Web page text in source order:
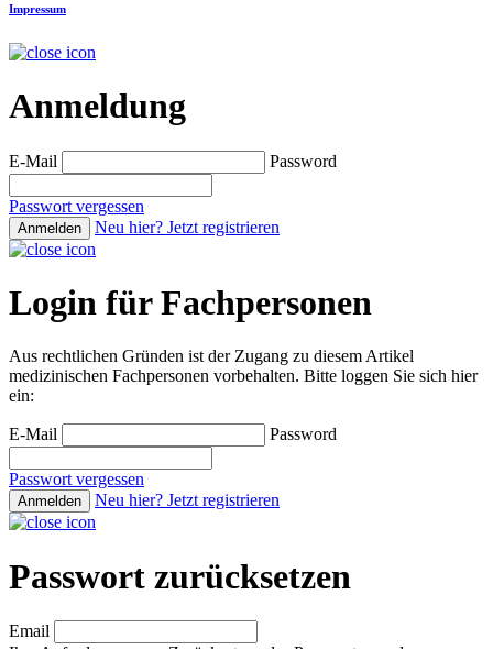
Impressum
Anmeldung
E-Mail Password
Passwort vergessen
Anmelden Neu hier? Jetzt registrieren
Login für Fachpersonen
Aus rechtlichen Gründen ist der Zugang zu diesem Artikel
medizinischen Fachpersonen vorbehalten. Bitte loggen Sie sich hier
ein:
E-Mail Password
Passwort vergessen
Anmelden Neu hier? Jetzt registrieren
Passwort zurücksetzen
Email